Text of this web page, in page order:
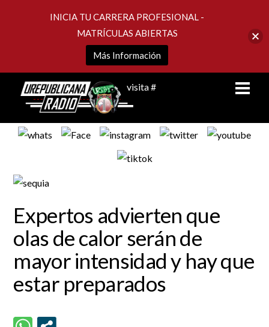
visita #
Expertos advierten que
olas de calor serán de
mayor intensidad y hay que
estar preparados
INICIA TU CARRERA PROFESIONAL -
MATRÍCULAS ABIERTAS
Más Información